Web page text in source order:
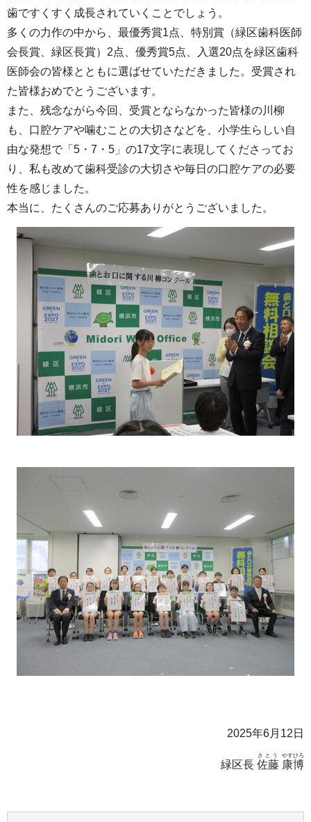
歯ですくすく成長されていくことでしょう。
多くの力作の中から、最優秀賞1点、特別賞（緑区歯科医師
会長賞、緑区長賞）2点、優秀賞5点、入選20点を緑区歯科
医師会の皆様とともに選ばせていただきました。受賞され
た皆様おめでとうございます。
また、残念ながら今回、受賞とならなかった皆様の川柳
も、口腔ケアや噛むことの大切さなどを、小学生らしい自
由な発想で「5・7・5」の17文字に表現してくださってお
り、私も改めて歯科受診の大切さや毎日の口腔ケアの必要
性を感じました。
本当に、たくさんのご応募ありがとうございました。
2025年6月12日
緑区長 佐藤
さとう
康博
やすひろ